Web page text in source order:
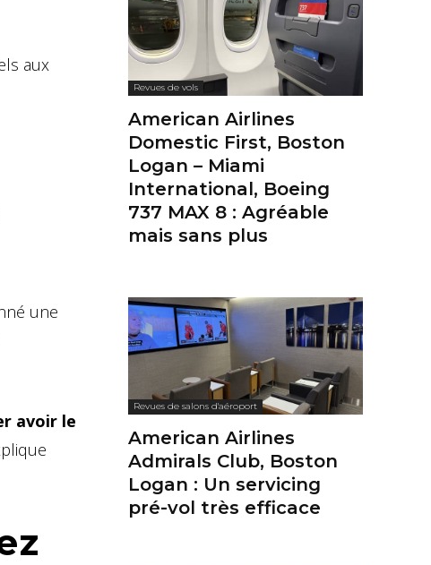
aux
une
avoir le
Revues de vols
American Airlines
Domestic First, Boston
Logan – Miami
International, Boeing
737 MAX 8 : Agréable
mais sans plus
Revues de salons d'aéroport
American Airlines
Admirals Club, Boston
Logan : Un servicing
pré-vol très efficace